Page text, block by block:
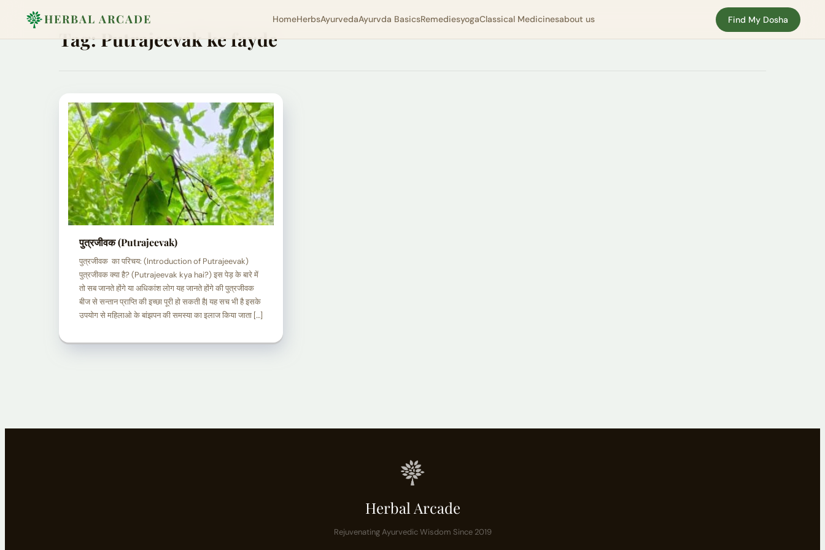
HERBAL ARCADE HomeHerbsAyurvedaAyurvda BasicsRemediesyogaClassical Medicinesabout us Find My Dosha
Tag:Putrajeevak ke fayde
पुत्रजीवक (Putrajeevak)
पुत्रजीवक का परिचय: (Introduction of Putrajeevak)
पुत्रजीवक क्या है? (Putrajeevak kya hai?) इस पेड़ के बारे में
तो सब जानते होंगे या अधिकांश लोग यह जानते होंगे की पुत्रजीवक
बीज से सन्तान प्राप्ति की इच्छा पूरी हो सकती है| यह सच भी है इसके
उपयोग से महिलाओ के बांझपन की समस्या का इलाज किया जाता […]
Herbal Arcade
Rejuvenating Ayurvedic Wisdom Since 2019